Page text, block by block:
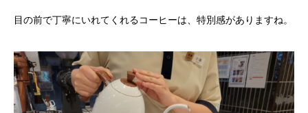
目の前で丁寧にいれてくれるコーヒーは、特別感がありますね。